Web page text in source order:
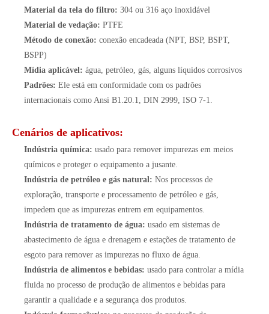
Material da tela do filtro: 304 ou 316 aço inoxidável
Material de vedação: PTFE
Método de conexão: conexão encadeada (NPT, BSP, BSPT,
BSPP)
Mídia aplicável: água, petróleo, gás, alguns líquidos corrosivos
Padrões: Ele está em conformidade com os padrões
internacionais como Ansi B1.20.1, DIN 2999, ISO 7-1.
Cenários de aplicativos:
Indústria química: usado para remover impurezas em meios
químicos e proteger o equipamento a jusante.
Indústria de petróleo e gás natural: Nos processos de
exploração, transporte e processamento de petróleo e gás,
impedem que as impurezas entrem em equipamentos.
Indústria de tratamento de água: usado em sistemas de
abastecimento de água e drenagem e estações de tratamento de
esgoto para remover as impurezas no fluxo de água.
Indústria de alimentos e bebidas: usado para controlar a mídia
fluida no processo de produção de alimentos e bebidas para
garantir a qualidade e a segurança dos produtos.